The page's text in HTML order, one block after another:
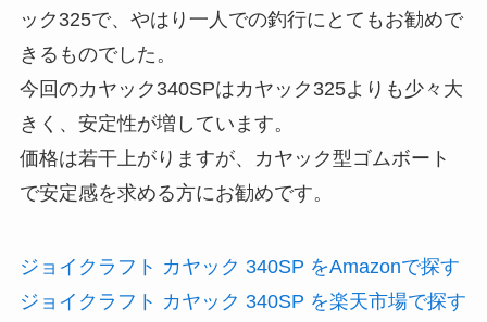
ック325で、やはり一人での釣行にとてもお勧めで
きるものでした。
今回のカヤック340SPはカヤック325よりも少々大
きく、安定性が増しています。
価格は若干上がりますが、カヤック型ゴムボート
で安定感を求める方にお勧めです。
ジョイクラフト カヤック 340SP をAmazonで探す
ジョイクラフト カヤック 340SP を楽天市場で探す